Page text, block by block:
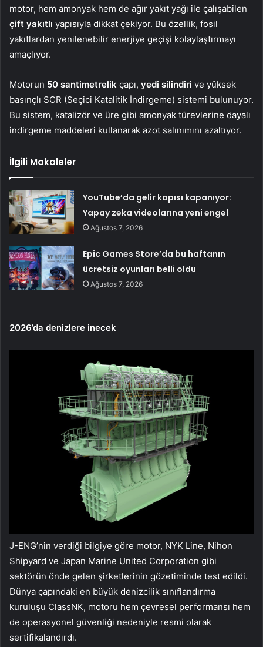
motor, hem amonyak hem de ağır yakıt yağı ile çalışabilen
çift yakıtlı yapısıyla dikkat çekiyor. Bu özellik, fosil
yakıtlardan yenilenebilir enerjiye geçişi kolaylaştırmayı
amaçlıyor.
Motorun 50 santimetrelik çapı, yedi silindiri ve yüksek
basınçlı SCR (Seçici Katalitik İndirgeme) sistemi bulunuyor.
Bu sistem, katalizör ve üre gibi amonyak türevlerine dayalı
indirgeme maddeleri kullanarak azot salınımını azaltıyor.
İlgili Makaleler
YouTube’da gelir kapısı kapanıyor:
Yapay zeka videolarına yeni engel
Ağustos 7, 2026
Epic Games Store’da bu haftanın
ücretsiz oyunları belli oldu
Ağustos 7, 2026
2026’da denizlere inecek
J-ENG’nin verdiği bilgiye göre motor, NYK Line, Nihon
Shipyard ve Japan Marine United Corporation gibi
sektörün önde gelen şirketlerinin gözetiminde test edildi.
Dünya çapındaki en büyük denizcilik sınıflandırma
kuruluşu ClassNK, motoru hem çevresel performansı hem
de operasyonel güvenliği nedeniyle resmi olarak
sertifikalandırdı.